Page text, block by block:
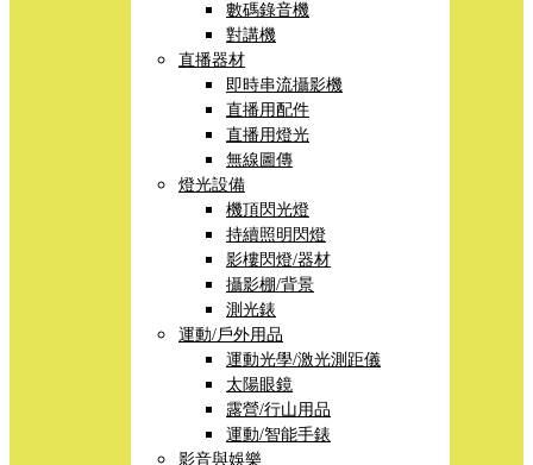
數碼錄音機
對講機
直播器材
即時串流攝影機
直播用配件
直播用燈光
無線圖傳
燈光設備
機頂閃光燈
持續照明閃燈
影樓閃燈/器材
攝影棚/背景
測光錶
運動/戶外用品
運動光學/激光測距儀
太陽眼鏡
露營/行山用品
運動/智能手錶
影音與娛樂